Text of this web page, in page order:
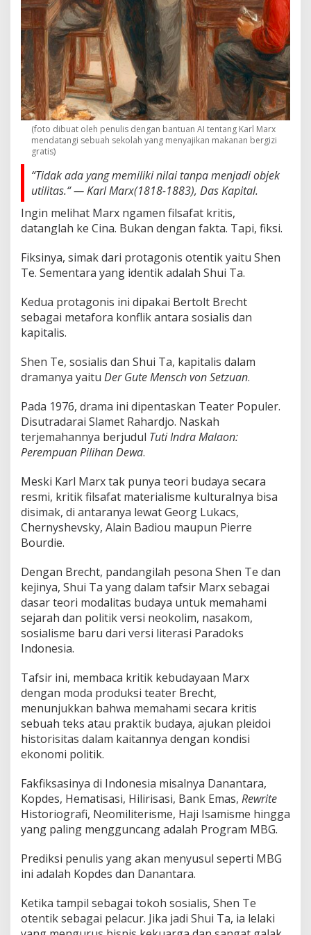
u
d
a
r
o
g
r
a
B
G
(foto dibuat oleh penulis dengan bantuan AI tentang Karl Marx
mendatangi sebuah sekolah yang menyajikan makanan bergizi
gratis)
“Tidak ada yang memiliki nilai tanpa menjadi objek
utilitas.“ — Karl Marx(1818-1883), Das Kapital.
Ingin melihat Marx ngamen filsafat kritis,
datanglah ke Cina. Bukan dengan fakta. Tapi, fiksi.
Fiksinya, simak dari protagonis otentik yaitu Shen
Te. Sementara yang identik adalah Shui Ta.
Kedua protagonis ini dipakai Bertolt Brecht
sebagai metafora konflik antara sosialis dan
kapitalis.
Shen Te, sosialis dan Shui Ta, kapitalis dalam
dramanya yaitu Der Gute Mensch von Setzuan.
Pada 1976, drama ini dipentaskan Teater Populer.
Disutradarai Slamet Rahardjo. Naskah
terjemahannya berjudul Tuti Indra Malaon:
Perempuan Pilihan Dewa.
Meski Karl Marx tak punya teori budaya secara
resmi, kritik filsafat materialisme kulturalnya bisa
disimak, di antaranya lewat Georg Lukacs,
Chernyshevsky, Alain Badiou maupun Pierre
Bourdie.
Dengan Brecht, pandangilah pesona Shen Te dan
kejinya, Shui Ta yang dalam tafsir Marx sebagai
dasar teori modalitas budaya untuk memahami
sejarah dan politik versi neokolim, nasakom,
sosialisme baru dari versi literasi Paradoks
Indonesia.
Tafsir ini, membaca kritik kebudayaan Marx
dengan moda produksi teater Brecht,
menunjukkan bahwa memahami secara kritis
sebuah teks atau praktik budaya, ajukan pleidoi
historisitas dalam kaitannya dengan kondisi
ekonomi politik.
Fakfiksasinya di Indonesia misalnya Danantara,
Kopdes, Hematisasi, Hilirisasi, Bank Emas, Rewrite
Historiografi, Neomiliterisme, Haji Isamisme hingga
yang paling mengguncang adalah Program MBG.
Prediksi penulis yang akan menyusul seperti MBG
ini adalah Kopdes dan Danantara.
Ketika tampil sebagai tokoh sosialis, Shen Te
otentik sebagai pelacur. Jika jadi Shui Ta, ia lelaki